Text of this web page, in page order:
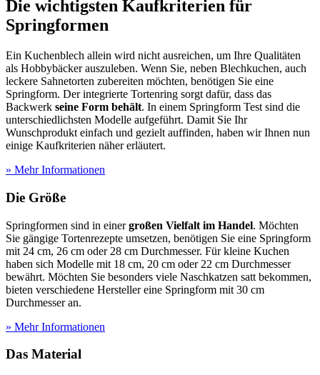
Die wichtigsten Kaufkriterien für
Springformen
Ein Kuchenblech allein wird nicht ausreichen, um Ihre Qualitäten
als Hobbybäcker auszuleben. Wenn Sie, neben Blechkuchen, auch
leckere Sahnetorten zubereiten möchten, benötigen Sie eine
Springform. Der integrierte Tortenring sorgt dafür, dass das
Backwerk seine Form behält. In einem Springform Test sind die
unterschiedlichsten Modelle aufgeführt. Damit Sie Ihr
Wunschprodukt einfach und gezielt auffinden, haben wir Ihnen nun
einige Kaufkriterien näher erläutert.
» Mehr Informationen
Die Größe
Springformen sind in einergroßen Vielfalt im Handel. Möchten
Sie gängige Tortenrezepte umsetzen, benötigen Sie eine Springform
mit 24 cm, 26 cm oder 28 cm Durchmesser. Für kleine Kuchen
haben sich Modelle mit 18 cm, 20 cm oder 22 cm Durchmesser
bewährt. Möchten Sie besonders viele Naschkatzen satt bekommen,
bieten verschiedene Hersteller eine Springform mit 30 cm
Durchmesser an.
» Mehr Informationen
Das Material